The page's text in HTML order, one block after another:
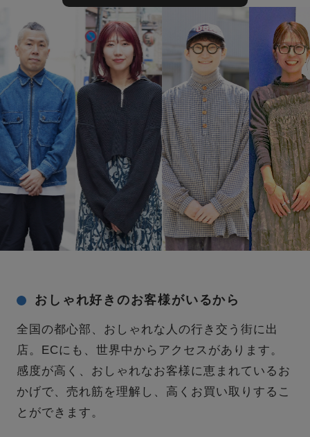
おしゃれ好きのお客様がいるから
全国の都心部、おしゃれな人の行き交う街に出
店。ECにも、世界中からアクセスがあります。
感度が高く、おしゃれなお客様に恵まれているお
かげで、売れ筋を理解し、高くお買い取りするこ
とができます。